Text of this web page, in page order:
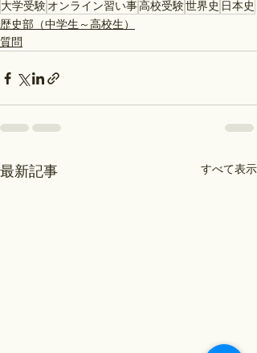
大学受験オンライン習い事高校受験世界史 日本史
歴史部（中学生～高校生）
質問
最新記事 すべて表示